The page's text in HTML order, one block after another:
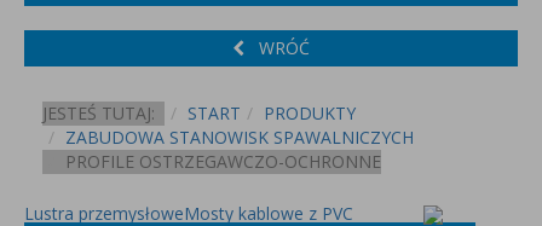
WRÓĆ
JESTEŚ TUTAJ: START
PRODUKTY
ZABUDOWA STANOWISK SPAWALNICZYCH
PROFILE OSTRZEGAWCZO-OCHRONNE
Lustra przemysłoweMosty kablowe z PVC